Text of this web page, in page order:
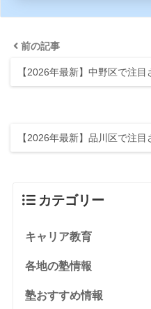
前の記事
【2026年最新】中野区で注目
【2026年最新】品川区で注目
カテゴリー
キャリア教育
各地の塾情報
塾おすすめ情報